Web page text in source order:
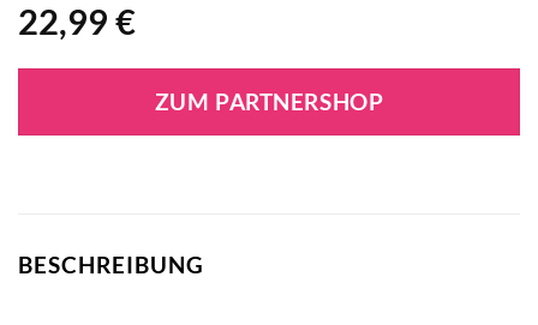
22,99 €
ZUM PARTNERSHOP
BESCHREIBUNG